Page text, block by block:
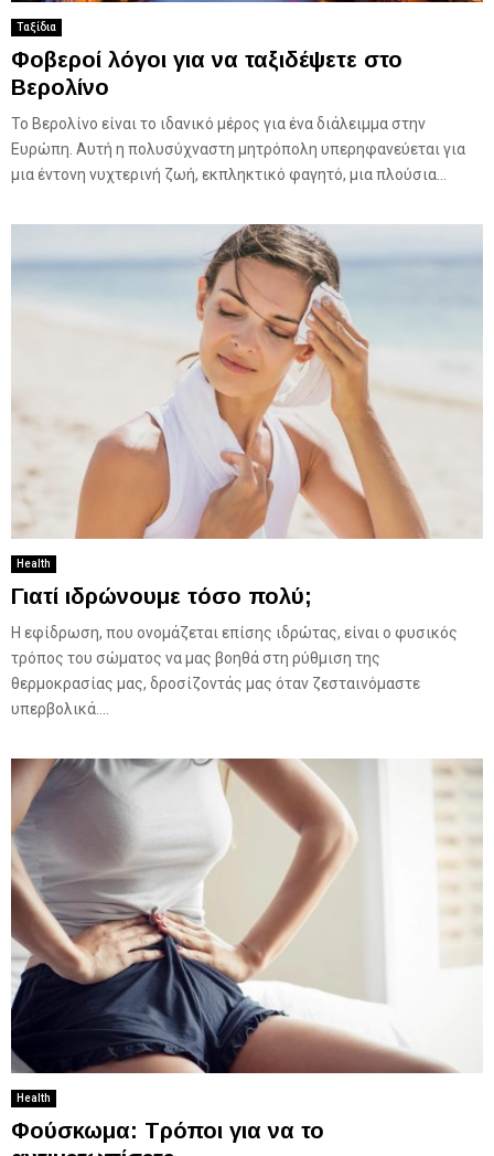
Ταξίδια
Φοβεροί λόγοι για να ταξιδέψετε στο
Βερολίνο
Το Βερολίνο είναι το ιδανικό μέρος για ένα διάλειμμα στην
Ευρώπη. Αυτή η πολυσύχναστη μητρόπολη υπερηφανεύεται για
μια έντονη νυχτερινή ζωή, εκπληκτικό φαγητό, μια πλούσια...
Health
Γιατί ιδρώνουμε τόσο πολύ;
Η εφίδρωση, που ονομάζεται επίσης ιδρώτας, είναι ο φυσικός
τρόπος του σώματος να μας βοηθά στη ρύθμιση της
θερμοκρασίας μας, δροσίζοντάς μας όταν ζεσταινόμαστε
υπερβολικά....
Health
Φούσκωμα: Τρόποι για να το